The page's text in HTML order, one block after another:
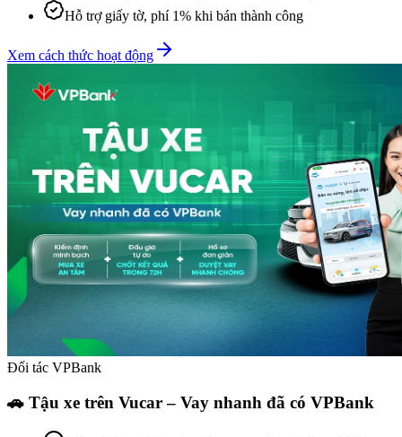
Hỗ trợ giấy tờ, phí 1% khi bán thành công
Xem cách thức hoạt động
Đối tác VPBank
🚗 Tậu xe trên Vucar – Vay nhanh đã có VPBank